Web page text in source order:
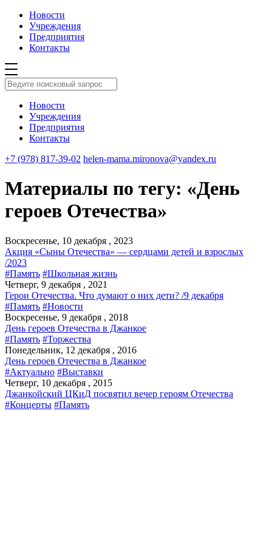
Новости
Учреждения
Предприятия
Контакты
Новости
Учреждения
Предприятия
Контакты
+7 (978) 817-39-02 helen-mama.mironova@yandex.ru
Материалы по тегу: «День
героев Отечества»
Воскресенье, 10 декабря , 2023
Акция «Сыны Отечества» — сердцами детей и взрослых
/2023
#Память #Школьная жизнь
Четверг, 9 декабря , 2021
Герои Отечества. Что думают о них дети? /9 декабря
#Память #Новости
Воскресенье, 9 декабря , 2018
День героев Отечества в Джанкое
#Память #Торжества
Понедельник, 12 декабря , 2016
День героев Отечества в Джанкое
#Актуально #Выставки
Четверг, 10 декабря , 2015
Джанкойский ЦКиД посвятил вечер героям Отечества
#Концерты #Память